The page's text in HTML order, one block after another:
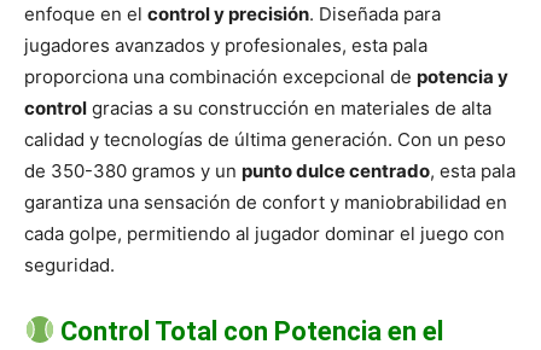
enfoque en el control y precisión. Diseñada para
jugadores avanzados y profesionales, esta pala
proporciona una combinación excepcional de potencia y
control gracias a su construcción en materiales de alta
calidad y tecnologías de última generación. Con un peso
de 350-380 gramos y un punto dulce centrado, esta pala
garantiza una sensación de confort y maniobrabilidad en
cada golpe, permitiendo al jugador dominar el juego con
seguridad.
Control Total con Potencia en el